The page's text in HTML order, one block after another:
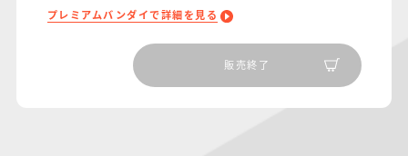
プレミアムバンダイで詳細を見る
販売終了